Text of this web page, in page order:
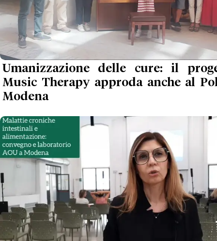
Umanizzazione delle cure: il
Music Therapy approda anche al
Modena